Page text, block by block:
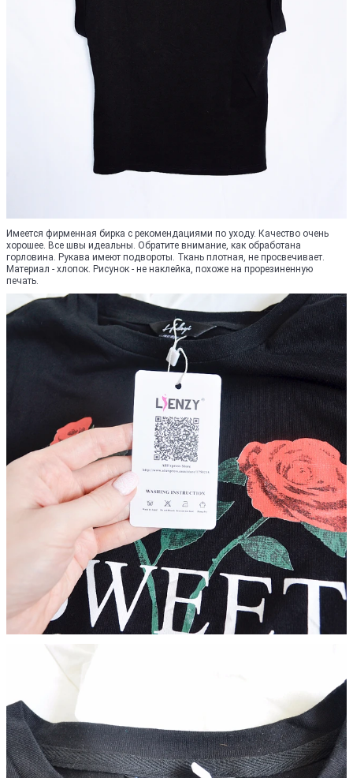
Имеется фирменная бирка с рекомендациями по уходу. Качество очень
хорошее. Все швы идеальны. Обратите внимание, как обработана
горловина. Рукава имеют подвороты. Ткань плотная, не просвечивает.
Материал - хлопок. Рисунок - не наклейка, похоже на прорезиненную
печать.